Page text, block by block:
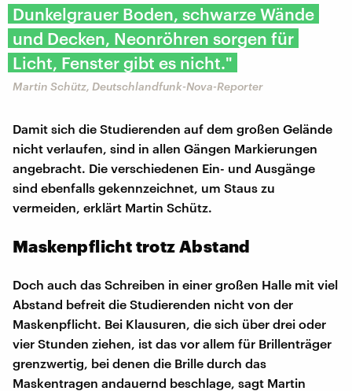
Dunkelgrauer Boden, schwarze Wände
und Decken, Neonröhren sorgen für
Licht, Fenster gibt es nicht."
Martin Schütz, Deutschlandfunk-Nova-Reporter
Damit sich die Studierenden auf dem großen Gelände
nicht verlaufen, sind in allen Gängen Markierungen
angebracht. Die verschiedenen Ein- und Ausgänge
sind ebenfalls gekennzeichnet, um Staus zu
vermeiden, erklärt Martin Schütz.
Maskenpflicht trotz Abstand
Doch auch das Schreiben in einer großen Halle mit viel
Abstand befreit die Studierenden nicht von der
Maskenpflicht. Bei Klausuren, die sich über drei oder
vier Stunden ziehen, ist das vor allem für Brillenträger
grenzwertig, bei denen die Brille durch das
Maskentragen andauernd beschlage, sagt Martin